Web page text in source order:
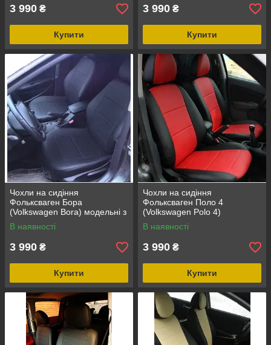
3 990 ₴
Купити
3 990 ₴
Купити
Чохли на сидіння
Фольксваген Бора
(Volkswagen Bora) модельні з
екошкіри Чорний Чорно-білий
В наявності
3 990 ₴
Купити
Чохли на сидіння
Фольксваген Поло 4
(Volkswagen Polo 4)
(модельні, окремий
підголовник) Чорно-білий
В наявності
3 990 ₴
Купити